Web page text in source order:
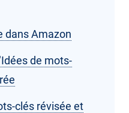
dans Amazon
de mots-
clés révisée et